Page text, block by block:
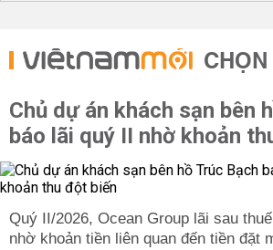
CHỌN
Chủ dự án khách sạn bên
báo lãi quý II nhờ khoản
Quý II/2026, Ocean Group lãi sau
nhờ khoản tiền liên quan đến tiền đặt